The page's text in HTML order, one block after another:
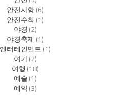
안전사항(6)
안전수칙 (1)
야경 (2)
야경축제 (1)
엔터테인먼트(1)
여가(2)
여행 (18)
예술(1)
예약(3)